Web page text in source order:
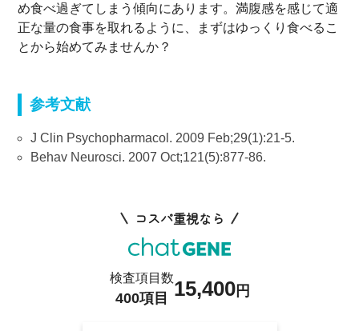
め食べ過ぎてしまう傾向にあります。満腹感を感じて適
正な量の食事を取れるように、まずはゆっくり食べるこ
とから始めてみませんか？
参考文献
J Clin Psychopharmacol. 2009 Feb;29(1):21-5.
Behav Neurosci. 2007 Oct;121(5):877-86.
コスパ重視なら
検査項目数
400項目 15,400円